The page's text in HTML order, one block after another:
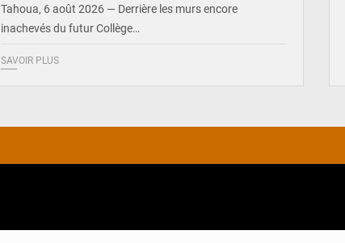
Tahoua, 6 août 2026 — Derrière les murs encore
inachevés du futur Collège…
SAVOIR PLUS